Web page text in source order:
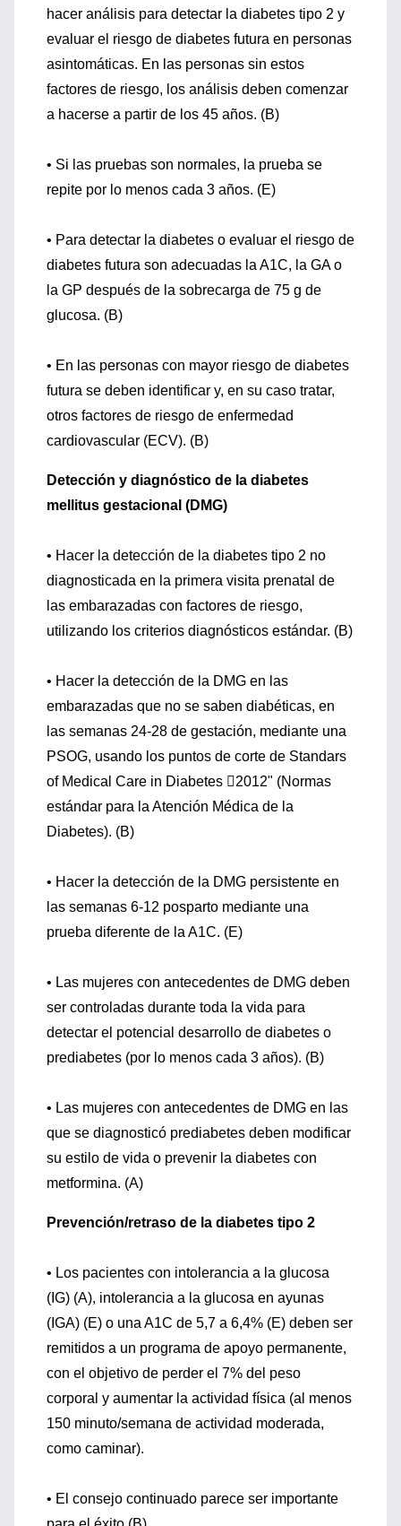
hacer análisis para detectar la diabetes tipo 2 y
evaluar el riesgo de diabetes futura en personas
asintomáticas. En las personas sin estos
factores de riesgo, los análisis deben comenzar
a hacerse a partir de los 45 años. (B)
• Si las pruebas son normales, la prueba se
repite por lo menos cada 3 años. (E)
• Para detectar la diabetes o evaluar el riesgo de
diabetes futura son adecuadas la A1C, la GA o
la GP después de la sobrecarga de 75 g de
glucosa. (B)
• En las personas con mayor riesgo de diabetes
futura se deben identificar y, en su caso tratar,
otros factores de riesgo de enfermedad
cardiovascular (ECV). (B)
Detección y diagnóstico de la diabetes
mellitus gestacional (DMG)
• Hacer la detección de la diabetes tipo 2 no
diagnosticada en la primera visita prenatal de
las embarazadas con factores de riesgo,
utilizando los criterios diagnósticos estándar. (B)
• Hacer la detección de la DMG en las
embarazadas que no se saben diabéticas, en
las semanas 24-28 de gestación, mediante una
PSOG, usando los puntos de corte de Standars
of Medical Care in Diabetes 2012" (Normas
estándar para la Atención Médica de la
Diabetes). (B)
• Hacer la detección de la DMG persistente en
las semanas 6-12 posparto mediante una
prueba diferente de la A1C. (E)
• Las mujeres con antecedentes de DMG deben
ser controladas durante toda la vida para
detectar el potencial desarrollo de diabetes o
prediabetes (por lo menos cada 3 años). (B)
• Las mujeres con antecedentes de DMG en las
que se diagnosticó prediabetes deben modificar
su estilo de vida o prevenir la diabetes con
metformina. (A)
Prevención/retraso de la diabetes tipo 2
• Los pacientes con intolerancia a la glucosa
(IG) (A), intolerancia a la glucosa en ayunas
(IGA) (E) o una A1C de 5,7 a 6,4% (E) deben ser
remitidos a un programa de apoyo permanente,
con el objetivo de perder el 7% del peso
corporal y aumentar la actividad física (al menos
150 minuto/semana de actividad moderada,
como caminar).
• El consejo continuado parece ser importante